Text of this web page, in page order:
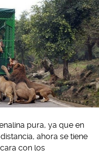
pura, ya que en
ahora se tiene
con los